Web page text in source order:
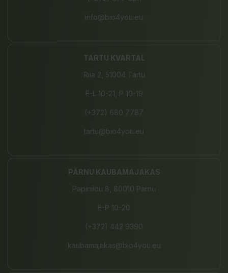
info@bio4you.eu
TARTU KVARTAL
Riia 2, 51004 Tartu
E-L 10-21, P 10-19
(+372) 680 7787
tartu@bio4you.eu
PÄRNU KAUBAMAJAKAS
Papiniidu 8, 80010 Pärnu
E-P 10-20
(+372) 442 9390
kaubamajakas@bio4you.eu